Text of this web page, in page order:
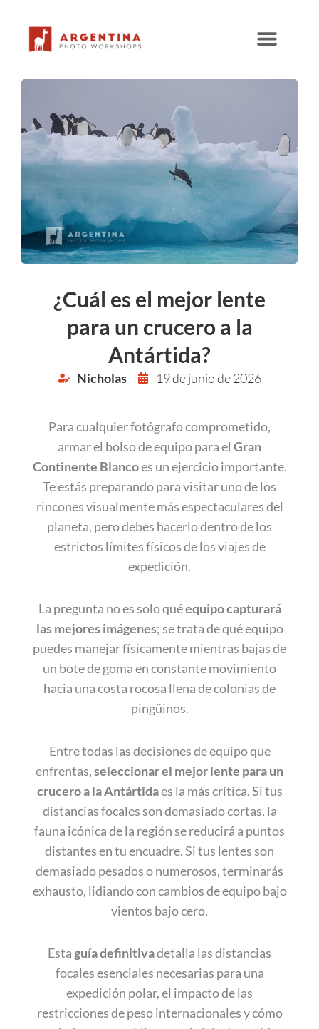
contenido
¿Cuál es el mejor lente
para un crucero a la
Antártida?
Nicholas 19 de junio de 2026
Para cualquier fotógrafo comprometido,
armar el bolso de equipo para el Gran
Continente Blancoes un ejercicio importante.
Te estás preparando para visitar uno de los
rincones visualmente más espectaculares del
planeta, pero debes hacerlo dentro de los
estrictos límites físicos de los viajes de
expedición.
La pregunta no es solo quéequipo capturará
las mejores imágenes; se trata de qué equipo
puedes manejar físicamente mientras bajas de
un bote de goma en constante movimiento
hacia una costa rocosa llena de colonias de
pingüinos.
Entre todas las decisiones de equipo que
enfrentas,seleccionar el mejor lente para un
crucero a laAntártidaes la más crítica. Si tus
distancias focales son demasiado cortas, la
fauna icónica de la región se reducirá a puntos
distantes en tu encuadre. Si tus lentes son
demasiado pesados o numerosos, terminarás
exhausto, lidiando con cambios de equipo bajo
vientos bajo cero.
Estaguía definitivadetalla las distancias
focales esenciales necesarias para una
expedición polar, el impacto de las
restricciones de peso internacionales y cómo